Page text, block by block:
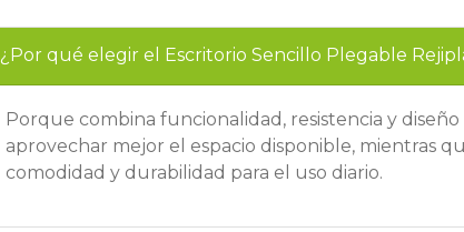
¿Por qué elegir el Escritorio Sencillo Plegable
Porque combina funcionalidad, resistencia y
aprovechar mejor el espacio disponible, mientras
comodidad y durabilidad para el uso diario.